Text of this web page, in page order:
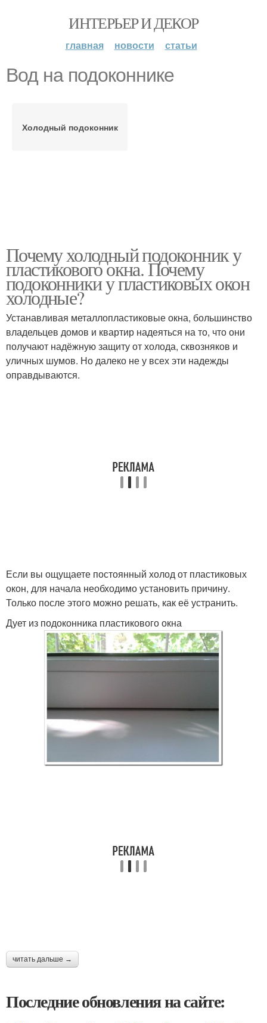
ИНТЕРЬЕР И ДЕКОР
главная новости статьи
Вод на подоконнике
Холодный подоконник
Почему холодный подоконник у
пластикового окна. Почему
подоконники у пластиковых окон
холодные?
Устанавливая металлопластиковые окна, большинство
владельцев домов и квартир надеяться на то, что они
получают надёжную защиту от холода, сквозняков и
уличных шумов. Но далеко не у всех эти надежды
оправдываются.
Если вы ощущаете постоянный холод от пластиковых
окон, для начала необходимо установить причину.
Только после этого можно решать, как её устранить.
Дует из подоконника пластикового окна
читать дальше →
Последние обновления на сайте: